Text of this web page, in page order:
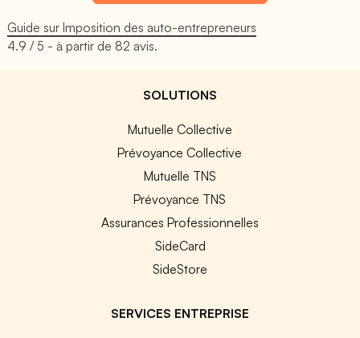
Guide sur Imposition des auto-entrepreneurs
4.9 / 5 - à partir de 82 avis.
SOLUTIONS
Mutuelle Collective
Prévoyance Collective
Mutuelle TNS
Prévoyance TNS
Assurances Professionnelles
SideCard
SideStore
SERVICES ENTREPRISE